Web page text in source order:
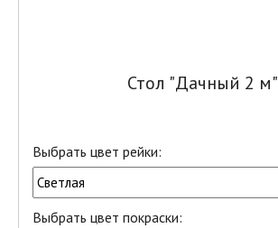
Стол "Дачный 2 м"
Выбрать цвет рейки:
Выбрать цвет покраски: